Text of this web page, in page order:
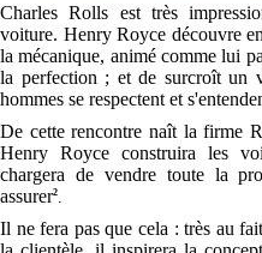
Charles Rolls est très
voiture. Henry Royce découvre
la mécanique, animé comme lui
la perfection ; et de surcroît un
hommes se respectent et
De cette rencontre naît la firme
Henry Royce construira les
chargera de vendre toute la
assurer2
Il ne fera pas que cela : très au